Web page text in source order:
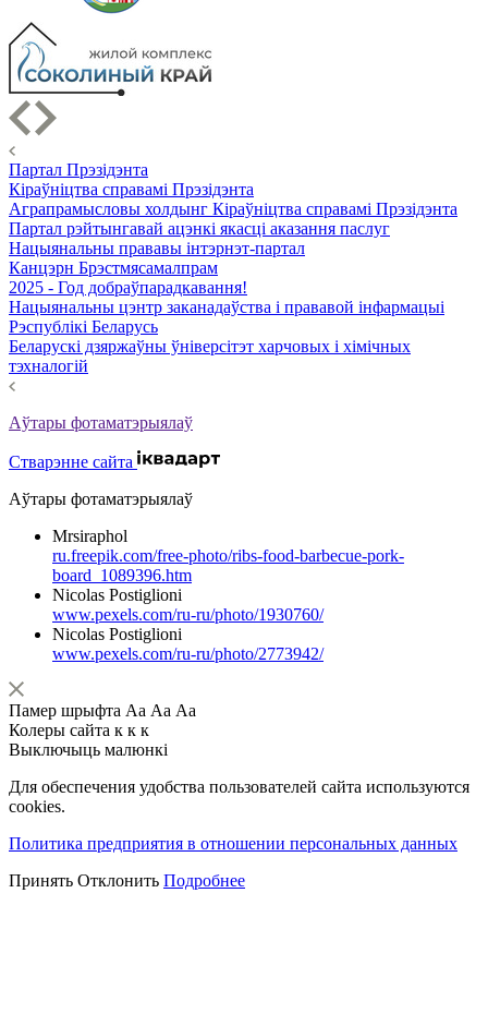
Партал Прэзідэнта
Кіраўніцтва справамі Прэзідэнта
Аграпрамысловы холдынг Кіраўніцтва справамі Прэзідэнта
Партал рэйтынгавай ацэнкі якасці аказання паслуг
Нацыянальны прававы інтэрнэт-партал
Канцэрн Брэстмясамалпрам
2025 - Год добраўпарадкавання!
Нацыянальны цэнтр заканадаўства і прававой інфармацыі
Рэспублікі Беларусь
Беларускі дзяржаўны ўніверсітэт харчовых і хімічных
тэхналогій
Аўтары фотаматэрыялаў
Стварэнне сайта
Аўтары фотаматэрыялаў
Mrsiraphol
ru.freepik.com/free-photo/ribs-food-barbecue-pork-
board_1089396.htm
Nicolas Postiglioni
www.pexels.com/ru-ru/photo/1930760/
Nicolas Postiglioni
www.pexels.com/ru-ru/photo/2773942/
Памер шрыфта Аа Аа Аа
Колеры сайта к к к
Выключыць малюнкі
Для обеспечения удобства пользователей сайта используются
cookies.
Политика предприятия в отношении персональных данных
Принять Отклонить Подробнее